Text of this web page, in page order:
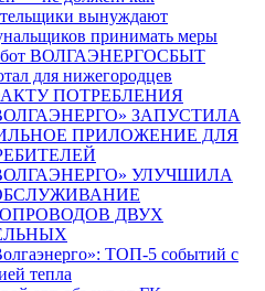
вынуждают
принимать меры
бот ВОЛГАЭНЕРГОСБЫТ
для нижегородцев
ПОТРЕБЛЕНИЯ
ЗАПУСТИЛА
ПРИЛОЖЕНИЕ ДЛЯ
УЛУЧШИЛА
ДВУХ
ТОП-5 событий с
тепла